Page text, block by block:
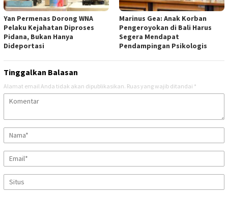
Yan Permenas Dorong WNA
Pelaku Kejahatan Diproses
Pidana, Bukan Hanya
Dideportasi
Marinus Gea: Anak Korban
Pengeroyokan di Bali Harus
Segera Mendapat
Pendampingan Psikologis
Tinggalkan Balasan
Alamat email Anda tidak akan dipublikasikan. Ruas yang wajib ditandai *